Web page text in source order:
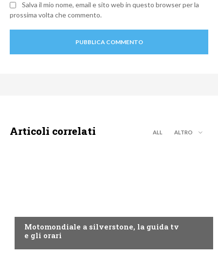
Salva il mio nome, email e sito web in questo browser per la
prossima volta che commento.
Articoli correlati ALL ALTRO
Motomondiale a silverstone, la guida tv
e gli orari